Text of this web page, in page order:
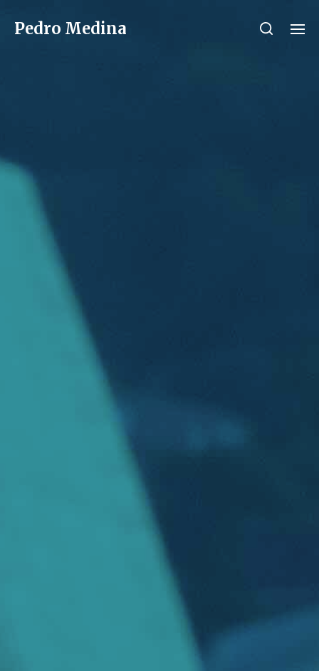
Pedro Medina